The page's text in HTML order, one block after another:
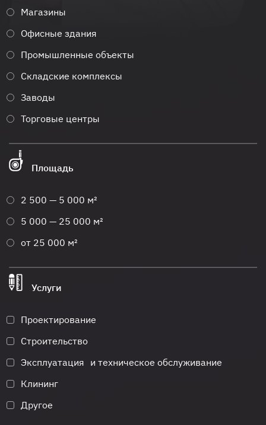
Магазины
Офисные здания
Промышленные объекты
Складские комплексы
Заводы
Торговые центры
Площадь
2 500 — 5 000 м²
5 000 — 25 000 м²
от 25 000 м²
Услуги
Проектирование
Строительство
Эксплуатация и техническое обслуживание
Клининг
Другое